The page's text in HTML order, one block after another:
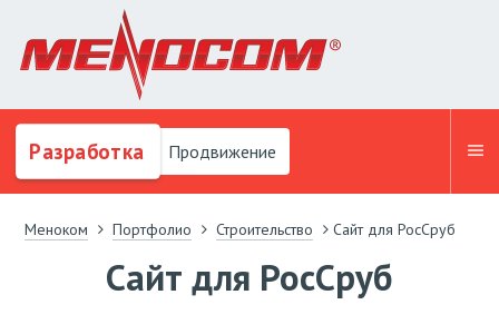
Разработка Продвижение
Меноком Портфолио Строительство Сайт для РосСруб
Сайт для РосСруб